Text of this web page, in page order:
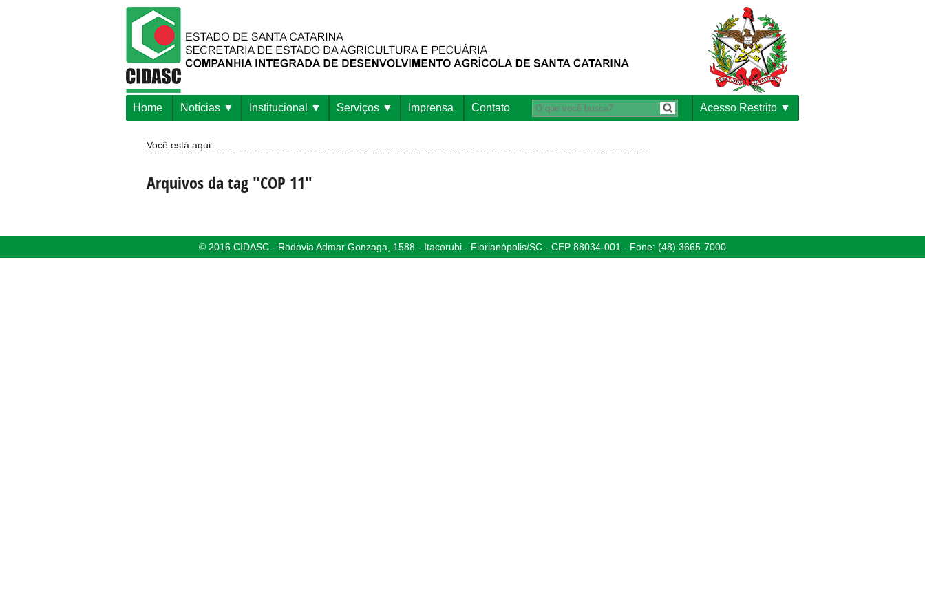
Home Notícias Institucional Serviços Imprensa Contato Acesso Restrito
Você está aqui:
Arquivos da tag "COP 11"
© 2016 CIDASC - Rodovia Admar Gonzaga, 1588 - Itacorubi - Florianópolis/SC - CEP 88034-001 - Fone: (48) 3665-7000